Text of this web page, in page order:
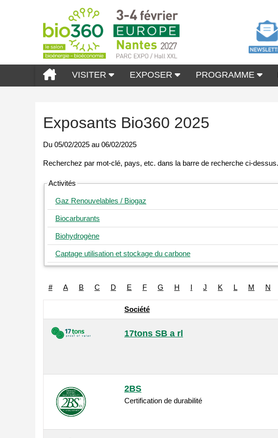
VISITER EXPOSER PROGRAMME
Exposants Bio360 2025
Du 05/02/2025 au 06/02/2025
Activités
Gaz Renouvelables / Biogaz
Biocarburants
Biohydrogène
Captage utilisation et stockage du carbone
# A B C D E F G H I J K L M N
Société
17tons SB a rl
2BS
Certification de durabilité